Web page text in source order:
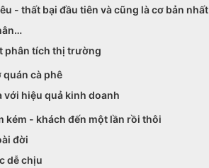
- thất bại đầu tiên và cũng là cơ bản nhất
phân tích thị trường
quán cà phê
hiệu quả kinh doanh
kém - khách đến một lần rồi thôi
đời
dễ chịu